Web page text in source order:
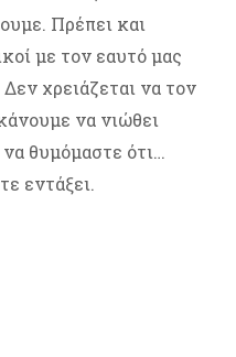
Πρέπει και
με τον εαυτό μας
χρειάζεται να τον
να νιώθει
θυμόμαστε ότι…
εντάξει.